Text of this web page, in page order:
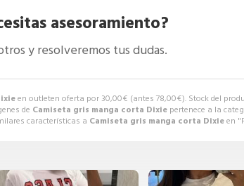
en outleten oferta por 30,00€ (antes 78,00€). Stock del
de Camiseta gris manga corta Dixie pertenece a la
características a Camiseta gris manga corta Dixieen
asesoramiento?
y resolveremos tus dudas.